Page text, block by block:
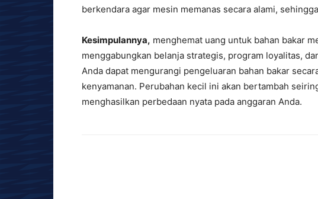
berkendara agar mesin memanas secara alami,
Kesimpulannya, menghemat uang untuk bahan bakar
menggabungkan belanja strategis, program loyalitas,
Anda dapat mengurangi pengeluaran bahan bakar
kenyamanan. Perubahan kecil ini akan bertambah
menghasilkan perbedaan nyata pada anggaran Anda.